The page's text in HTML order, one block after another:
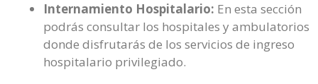
Internamiento Hospitalario: En esta sección
podrás consultar los hospitales y ambulatorios
donde disfrutarás de los servicios de ingreso
hospitalario privilegiado.